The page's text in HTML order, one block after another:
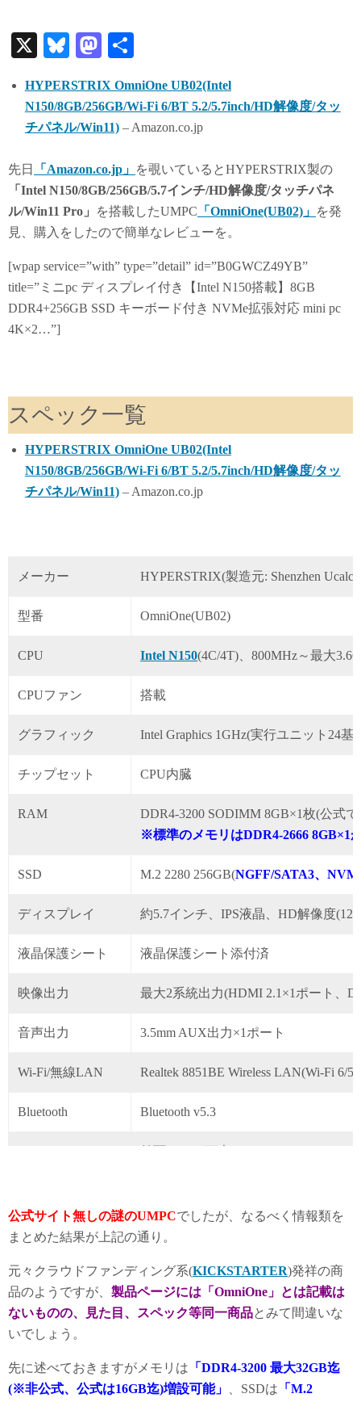
X
Bl
sk
y
M
to
do
HYPERSTRIX OmniOne UB02(Intel
N150/8GB/256GB/Wi-Fi 6/BT 5.2/5.7inch/HD解像度/タッ
チパネル/Win11)– Amazon.co.jp
先日 「Amazon.co.jp」 を覗いているとHYPERSTRIX製の
「Intel N150/8GB/256GB/5.7インチ/HD解像度/タッチパネ
ル/Win11 Pro」
を搭載したUMPC 「OmniOne(UB02)」 を発
見、購入をしたので簡単なレビューを。
[wpap service=”with” type=”detail” id=”B0GWCZ49YB”
title=”ミニpc ディスプレイ付き【Intel N150搭載】8GB
DDR4+256GB SSD キーボード付き NVMe拡張対応 mini pc
4K×2…”]
スペック一覧
HYPERSTRIX OmniOne UB02(Intel
N150/8GB/256GB/Wi-Fi 6/BT 5.2/5.7inch/HD解像度/タッ
チパネル/Win11)– Amazon.co.jp
メーカー HYPERSTRIX(製造元: Shenzhen
型番 OmniOne(UB02)
CPU Intel N150(4C/4T)、800MHz～最大
CPUファン 搭載
グラフィック Intel Graphics 1GHz(実行ユニット24基)
チップセット CPU内臓
RAM
DDR4-3200 SODIMM 8GB×1枚(公式
※標準のメモリはDDR4-2666 8GB×1
SSD M.2 2280 256GB(NGFF/SATA3、
ディスプレイ 約5.7インチ、IPS液晶、HD解像度
液晶保護シート 液晶保護シート添付済
映像出力 最大2系統出力(HDMI 2.1×1ポート、
音声出力 3.5mm AUX出力×1ポート
Wi-Fi/無線LAN Realtek 8851BE Wireless LAN(Wi-Fi 6/
Bluetooth Bluetooth v5.3
キーボード 英字配列、バックライトキーボード
タッチパッド タッチパッドが中央に搭載
バッテリー 7.6V/2150mA、16.34Wh(約4～6時間駆
マイク デュアルマイク内臓
公式サイト無しの謎のUMPCでしたが、なるべく情報類を
まとめた結果が上記の通り。
元々クラウドファンディング系(KICKSTARTER)発祥の商
品のようですが、 製品ページには「OmniOne」とは記載は
ないものの、見た目、スペック等同一商品とみて間違いな
いでしょう。
先に述べておきますがメモリは 「DDR4-3200 最大32GB迄
(※非公式、公式は16GB迄)増設可能」
、SSDは 「M.2